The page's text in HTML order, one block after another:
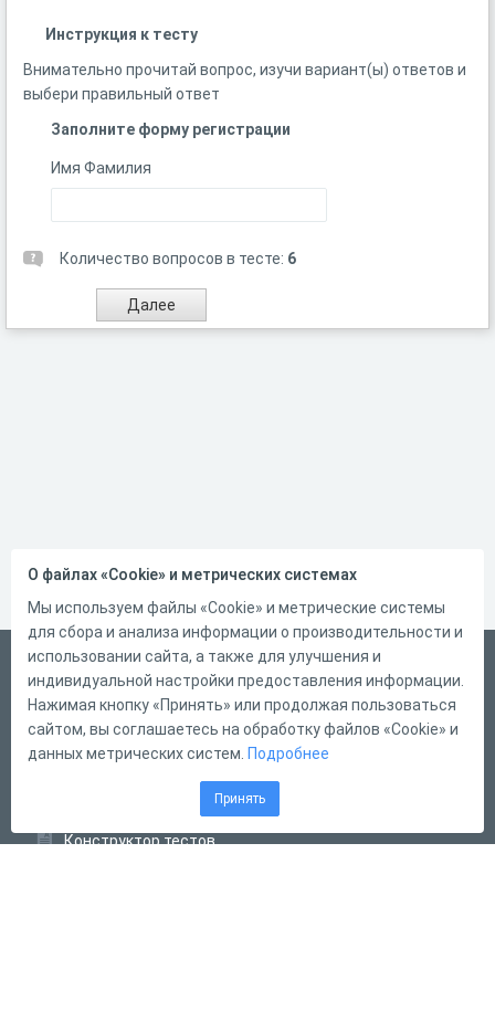
Инструкция к тесту
Внимательно прочитай вопрос, изучи вариант(ы) ответов и
выбери правильный ответ
Заполните форму регистрации
Имя Фамилия
Количество вопросов в тесте: 6
Русский
Справка
Форма обратной связи
Конструктор тестов
О файлах «Cookie» и метрических системах
Мы используем файлы «Cookie» и метрические системы
для сбора и анализа информации о производительности и
использовании сайта, а также для улучшения и
индивидуальной настройки предоставления информации.
Нажимая кнопку «Принять» или продолжая пользоваться
сайтом, вы соглашаетесь на обработку файлов «Cookie» и
данных метрических систем. Подробнее
Принять